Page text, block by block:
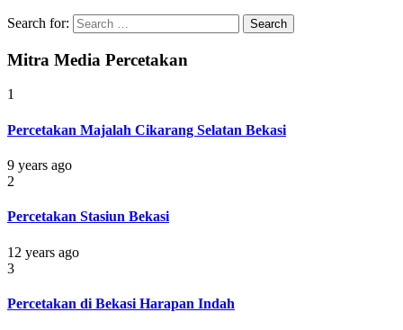
Search for:
Mitra Media Percetakan
1
Percetakan Majalah Cikarang Selatan Bekasi
9 years ago
2
Percetakan Stasiun Bekasi
12 years ago
3
Percetakan di Bekasi Harapan Indah